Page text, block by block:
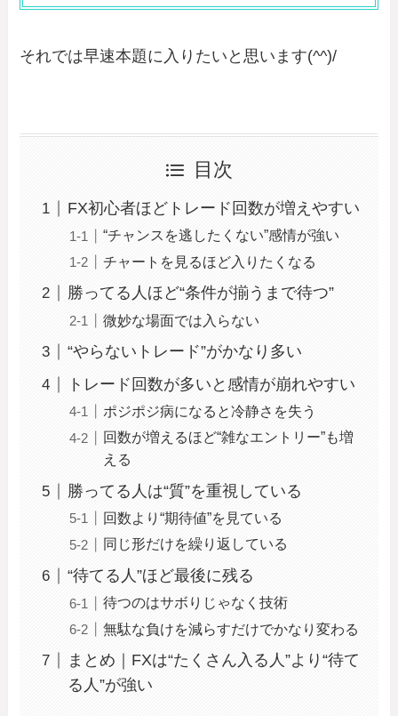
それでは早速本題に入りたいと思います(^^)/
目次
FX初心者ほどトレード回数が増えやすい
“チャンスを逃したくない”感情が強い
チャートを見るほど入りたくなる
勝ってる人ほど“条件が揃うまで待つ”
微妙な場面では入らない
“やらないトレード”がかなり多い
トレード回数が多いと感情が崩れやすい
ポジポジ病になると冷静さを失う
回数が増えるほど“雑なエントリー”も増
える
勝ってる人は“質”を重視している
回数より“期待値”を見ている
同じ形だけを繰り返している
“待てる人”ほど最後に残る
待つのはサボりじゃなく技術
無駄な負けを減らすだけでかなり変わる
まとめ｜FXは“たくさん入る人”より“待て
る人”が強い